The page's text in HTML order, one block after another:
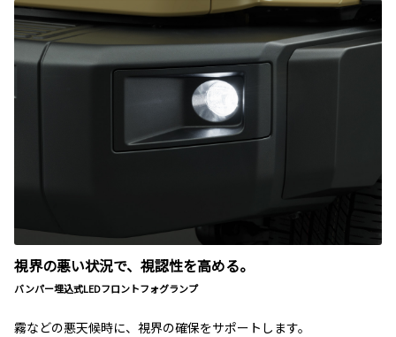
視界の悪い状況で、視認性を高める。
バンパー埋込式LEDフロントフォグランプ
霧などの悪天候時に、視界の確保をサポートします。